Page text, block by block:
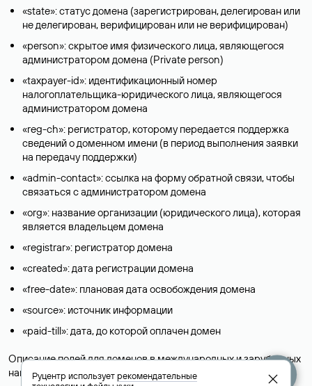
«state»: статус домена (зарегистрирован, делегирован или
не делегирован, верифицирован или не верифицирован)
«person»: скрытое имя физического лица, являющегося
администратором домена (Privatе person)
«taxpayer-id»: идентификационный номер
налогоплательщика-юридического лица, являющегося
администратором домена
«reg-ch»: регистратор, которому передается поддержка
сведений о доменном имени (в период выполнения заявки
на передачу поддержки)
«admin-contact»: ссылка на форму обратной связи, чтобы
связаться с администратором домена
«org»: название организации (юридического лица), которая
является владельцем домена
«registrar»: регистратор домена
«created»: дата регистрации домена
«free-date»: плановая дата освобождения домена
«source»: источник информации
«paid-till»: дата, до которой оплачен домен
Описание полей для доменов в международных и зарубежных
национальных доменах представлены в разделе «
Помощь
Руцентр используетрекомендательные